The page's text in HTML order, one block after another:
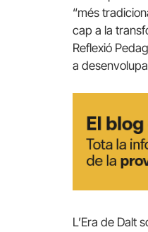
“més
cap a la
Reflexió
a
L’Era de Dalt